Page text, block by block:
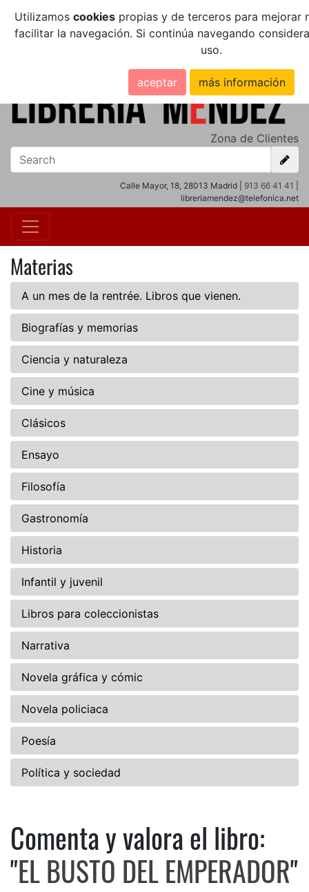
Utilizamos cookiespropias y de terceros para mejorar
facilitar la navegación. Si continúa navegando
uso.
aceptar más información
Zona de Clientes
Calle Mayor, 18, 28013 Madrid | 913 66 41 41
libreriamendez@telefonica.net
Materias
A un mes de la rentrée. Libros que vienen.
Biografías y memorias
Ciencia y naturaleza
Cine y música
Clásicos
Ensayo
Filosofía
Gastronomía
Historia
Infantil y juvenil
Libros para coleccionistas
Narrativa
Novela gráfica y cómic
Novela policiaca
Poesía
Política y sociedad
Comenta y valora el libro: EL
Comenta y valora el libro:
"EL BUSTO DEL EMPERADOR"